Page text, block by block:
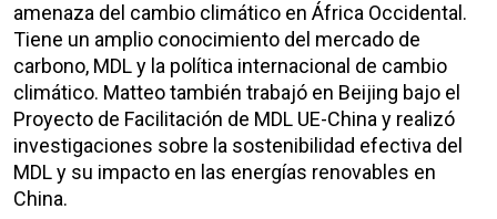
amenaza del cambio climático en África Occidental.
Tiene un amplio conocimiento del mercado de
carbono, MDL y la política internacional de cambio
climático. Matteo también trabajó en Beijing bajo el
Proyecto de Facilitación de MDL UE-China y realizó
investigaciones sobre la sostenibilidad efectiva del
MDL y su impacto en las energías renovables en
China.